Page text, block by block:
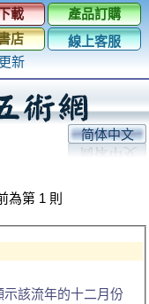
載
產品訂購
店
線上客服
新
简体中文
為第 1 則
該流年的十二月份